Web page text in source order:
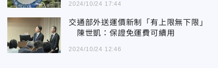
2024/10/24 17:44
交通部外送運價新制「有上限無下限」
陳世凱：保證免運費可續用
2024/10/24 12:46